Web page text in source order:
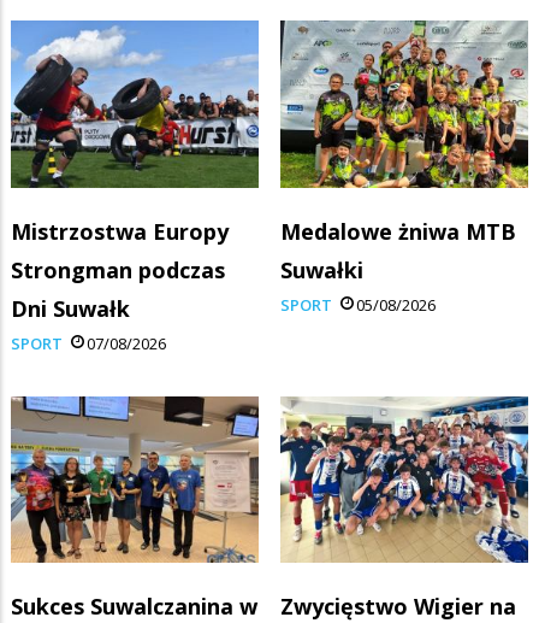
Mistrzostwa Europy
Strongman podczas
Dni Suwałk
SPORT 07/08/2026
Medalowe żniwa MTB
Suwałki
SPORT 05/08/2026
Sukces Suwalczanina w
Zwycięstwo Wigier na